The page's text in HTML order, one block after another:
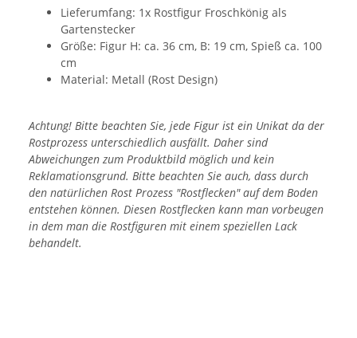
Lieferumfang: 1x Rostfigur Froschkönig als
Gartenstecker
Größe: Figur H: ca. 36 cm, B: 19 cm, Spieß ca. 100
cm
Material: Metall (Rost Design)
Achtung! Bitte beachten Sie, jede Figur ist ein Unikat da der
Rostprozess unterschiedlich ausfällt. Daher sind
Abweichungen zum Produktbild möglich und kein
Reklamationsgrund. Bitte beachten Sie auch, dass durch
den natürlichen Rost Prozess "Rostflecken" auf dem Boden
entstehen können. Diesen Rostflecken kann man vorbeugen
in dem man die Rostfiguren mit einem speziellen Lack
behandelt.